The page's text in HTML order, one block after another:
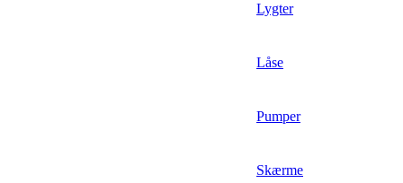
Lygter
Låse
Pumper
Skærme